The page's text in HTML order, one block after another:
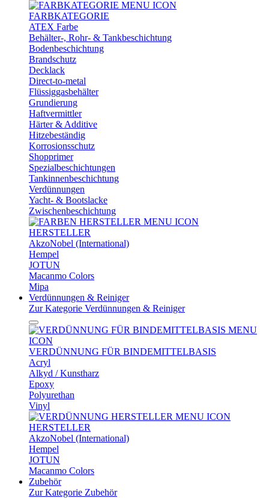
FARBKATEGORIE
ATEX Farbe
Behälter-, Rohr- & Tankbeschichtung
Bodenbeschichtung
Brandschutz
Decklack
Direct-to-metal
Flüssiggasbehälter
Grundierung
Haftvermittler
Härter & Additive
Hitzebeständig
Korrosionsschutz
Shopprimer
Spezialbeschichtungen
Tankinnenbeschichtung
Verdünnungen
Yacht- & Bootslacke
Zwischenbeschichtung
HERSTELLER
AkzoNobel (International)
Hempel
JOTUN
Macanmo Colors
Mipa
Verdünnungen & Reiniger
Zur Kategorie Verdünnungen & Reiniger
VERDÜNNUNG FÜR BINDEMITTELBASIS
Acryl
Alkyd / Kunstharz
Epoxy
Polyurethan
Vinyl
HERSTELLER
AkzoNobel (International)
Hempel
JOTUN
Macanmo Colors
Zubehör
Zur Kategorie Zubehör